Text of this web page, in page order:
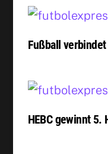
Fußball
HEBC gewinnt 5.